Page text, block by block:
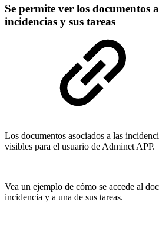
Se permite ver los documentos
incidencias y sus tareas
Los documentos asociados a las
visibles para el usuario de Adminet APP.
Vea un ejemplo de cómo se accede al
incidencia y a una de sus tareas.